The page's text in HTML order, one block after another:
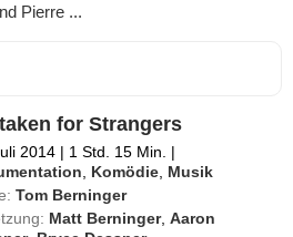
Pierre ...
for Strangers
2014 | 1 Std. 15 Min. |
Komödie Musik
Tom Berninger
Matt Berninger,Aaron